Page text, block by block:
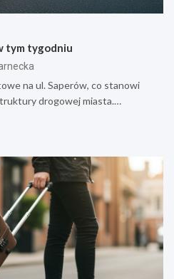
tym tygodniu
na ul. Saperów, co stanowi
drogowej miasta.…